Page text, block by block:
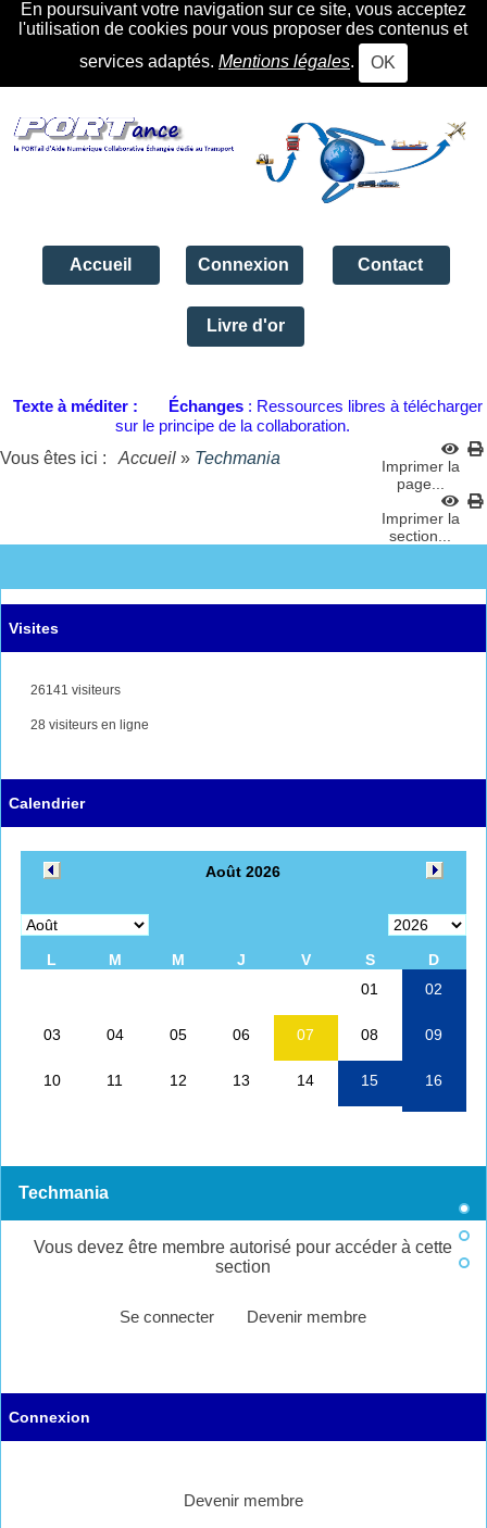
En poursuivant votre navigation sur ce site, vous acceptez
l'utilisation de cookies pour vous proposer des contenus et
services adaptés. Mentions légales. OK
Accueil Connexion Contact
Livre d'or
Texte à méditer : Échanges : Ressources libres à télécharger
sur le principe de la collaboration.
Vous êtes ici :
Accueil » Techmania
Imprimer la
page...
Imprimer la
section...
Visites
26141 visiteurs
28 visiteurs en ligne
Calendrier
Techmania
Vous devez être membre autorisé pour accéder à cette
section
Se connecter Devenir membre
Connexion
Devenir membre